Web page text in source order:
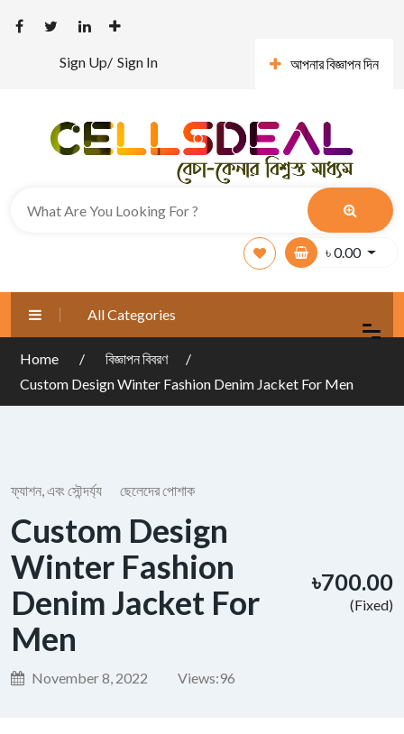
Sign Up/ Sign In আপনার বিজ্ঞাপন দিন
৳0.00
All Categories
Home
বিজ্ঞাপন বিবরণ
Custom Design Winter Fashion Denim Jacket For Men
ফ্যাশন, এবং সৌন্দর্য্য ছেলেদের পোশাক
Custom Design
Winter Fashion
Denim Jacket For
Men
November 8, 2022 Views:96
৳700.00
(Fixed)